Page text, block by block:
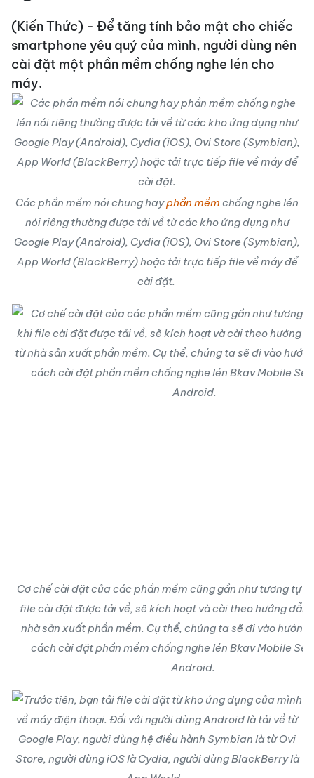
(Kiến Thức) - Để tăng tính bảo mật cho chiếc
smartphone yêu quý của mình, người dùng nên
cài đặt một phần mềm chống nghe lén cho
máy.
Các phần mềm nói chung hayphần mềm chống nghe lén
nói riêng thường được tải về từ các kho ứng dụng như
Google Play (Android), Cydia (iOS), Ovi Store (Symbian),
App World (BlackBerry) hoặc tải trực tiếp file về máy để
cài đặt.
Cơ chế cài đặt của các phần mềm cũng gần như tương tự
file cài đặt được tải về, sẽ kích hoạt và cài theo hướng dẫn
nhà sản xuất phần mềm. Cụ thể, chúng ta sẽ đi vào hướng
cách cài đặt phần mềm chống nghe lén Bkav Mobile
Android.